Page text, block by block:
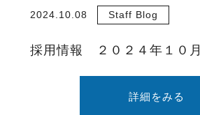
2024.10.08 Staff Blog
採用情報 ２０２４年１０月
詳細をみる